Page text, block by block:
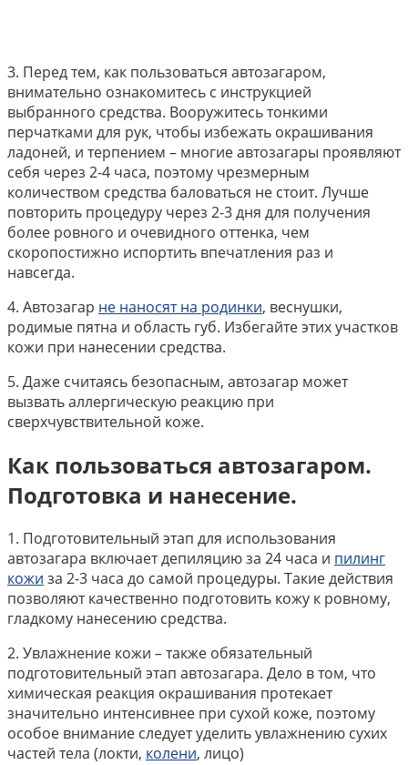
3. Перед тем, как пользоваться автозагаром,
внимательно ознакомитесь с инструкцией
выбранного средства. Вооружитесь тонкими
перчатками для рук, чтобы избежать окрашивания
ладоней, и терпением – многие автозагары проявляют
себя через 2-4 часа, поэтому чрезмерным
количеством средства баловаться не стоит. Лучше
повторить процедуру через 2-3 дня для получения
более ровного и очевидного оттенка, чем
скоропостижно испортить впечатления раз и
навсегда.
4. Автозагар не наносят на родинки, веснушки,
родимые пятна и область губ. Избегайте этих участков
кожи при нанесении средства.
5. Даже считаясь безопасным, автозагар может
вызвать аллергическую реакцию при
сверхчувствительной коже.
Как пользоваться автозагаром.
Подготовка и нанесение.
1. Подготовительный этап для использования
автозагара включает депиляцию за 24 часа и пилинг
кожи за 2-3 часа до самой процедуры. Такие действия
позволяют качественно подготовить кожу к ровному,
гладкому нанесению средства.
2. Увлажнение кожи – также обязательный
подготовительный этап автозагара. Дело в том, что
химическая реакция окрашивания протекает
значительно интенсивнее при сухой коже, поэтому
особое внимание следует уделить увлажнению сухих
частей тела (локти, колени, лицо)